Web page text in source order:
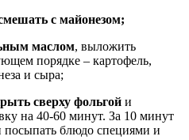
с майонезом;
маслом, выложить
порядке – картофель,
и сыра;
сверху фольгой и
на 40-60 минут. За 10 минут
посыпать блюдо специями и